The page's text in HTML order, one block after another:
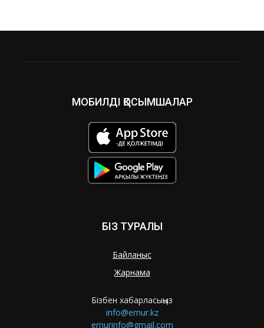
МОБИЛДІ ҚОСЫМШАЛАР
БІЗ ТУРАЛЫ
Байланыс
Жарнама
Бізбен хабарласыңыз
info@ernur.kz
ernurinfo@gmail.com